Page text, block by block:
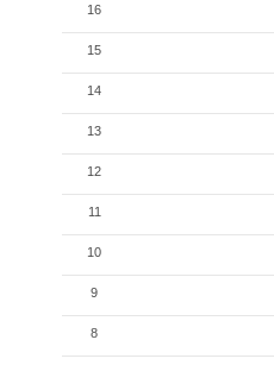
16
15
14
13
12
11
10
9
8